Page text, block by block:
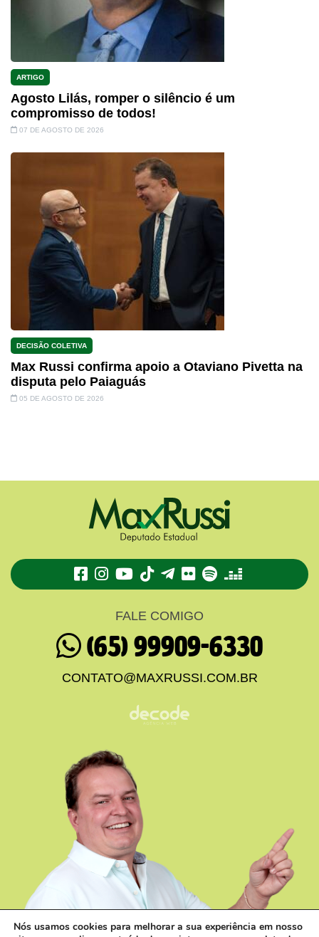
ARTIGO
Agosto Lilás, romper o silêncio é um
compromisso de todos!
07 DE AGOSTO DE 2026
DECISÃO COLETIVA
Max Russi confirma apoio a Otaviano Pivetta na
disputa pelo Paiaguás
05 DE AGOSTO DE 2026
TikTokTelegram
FlickrSpotifyDeezer
FALE COMIGO
(65) 99909-6330
CONTATO@MAXRUSSI.COM.BR
Nós usamos cookies para melhorar a sua experiência em nosso